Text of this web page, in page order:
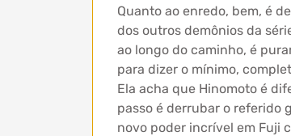
Quanto ao enredo, bem, é
dos outros demônios da
ao longo do caminho, é
para dizer o mínimo,
Ela acha que Hinomoto é
passo é derrubar o referido
novo poder incrível em Fuji